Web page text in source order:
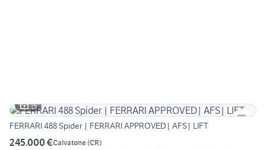
15
FERRARI 488 Spider | FERRARI APPROVED| AFS| LIFT
245.000 €Calvatone(CR)